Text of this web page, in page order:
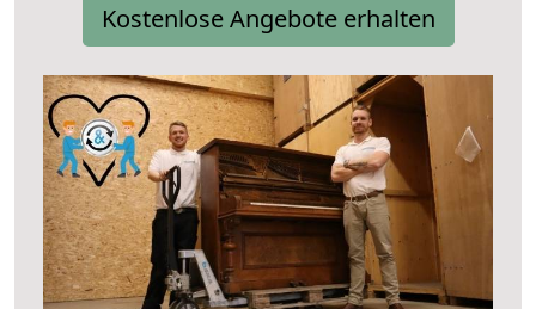
Kostenlose Angebote erhalten